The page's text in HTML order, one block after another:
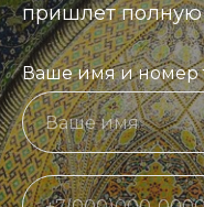
пришлет полную
Ваше имя и номер